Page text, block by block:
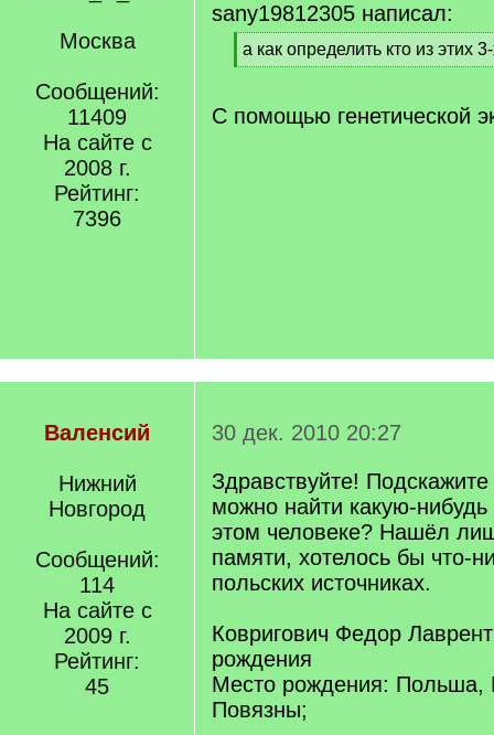
Москва
Сообщений:
11409
На сайте с
2008 г.
Рейтинг:
7396
sany19812305 написал:
[
q
а как определить кто из этих
[
q
]
С помощью генетической
Валенсий
Нижний
Новгород
Сообщений:
114
На сайте с
2009 г.
Рейтинг:
45
30 дек. 2010 20:27
Здравствуйте!
можно найти какую-
этом человеке? Нашёл
памяти, хотелось бы что-
польских источниках.
Ковригович Федор
рождения
Место рождения: Польша,
Повязны;